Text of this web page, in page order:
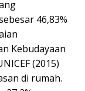
46,83%
Kebudayaan
(2015)
di rumah.